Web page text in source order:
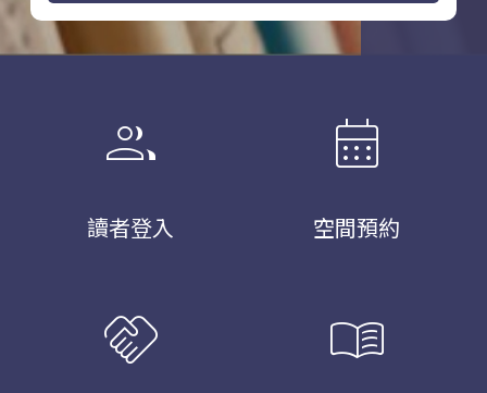
group
讀者登入
calendar_month
空間預約
handshake menu_book